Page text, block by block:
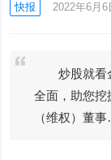
快报 2022年6月6
炒股就看金
全面，助您
（维权）董